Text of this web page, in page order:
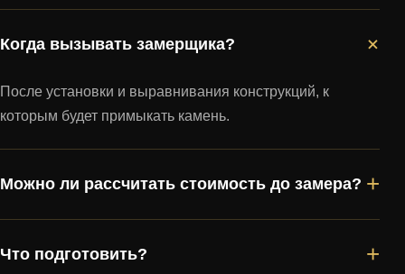
Когда вызывать замерщика? +
После установки и выравнивания конструкций, к
которым будет примыкать камень.
Можно ли рассчитать стоимость до замера? +
Что подготовить? +